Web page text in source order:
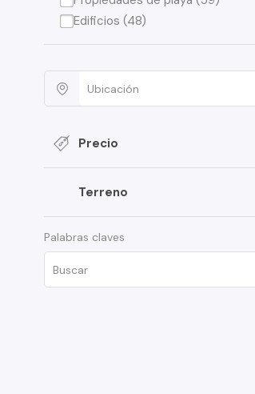
Edificios (48)
Precio
Terreno
Palabras claves